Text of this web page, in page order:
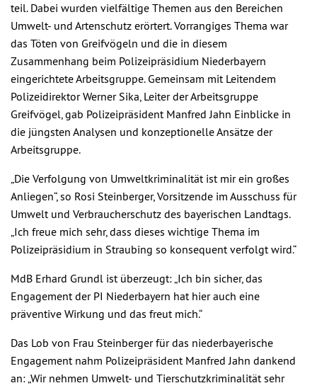
teil. Dabei wurden vielfältige Themen aus den Bereichen
Umwelt- und Artenschutz erörtert. Vorrangiges Thema war
das Töten von Greifvögeln und die in diesem
Zusammenhang beim Polizeipräsidium Niederbayern
eingerichtete Arbeitsgruppe. Gemeinsam mit Leitendem
Polizeidirektor Werner Sika, Leiter der Arbeitsgruppe
Greifvögel, gab Polizeipräsident Manfred Jahn Einblicke in
die jüngsten Analysen und konzeptionelle Ansätze der
Arbeitsgruppe.
„Die Verfolgung von Umweltkriminalität ist mir ein großes
Anliegen“, so Rosi Steinberger, Vorsitzende im Ausschuss für
Umwelt und Verbraucherschutz des bayerischen Landtags.
„Ich freue mich sehr, dass dieses wichtige Thema im
Polizeipräsidium in Straubing so konsequent verfolgt wird.“
MdB Erhard Grundl ist überzeugt:„Ich bin sicher, das
Engagement der PI Niederbayern hat hier auch eine
präventive Wirkung und das freut mich.“
Das Lob von Frau Steinberger für das niederbayerische
Engagement nahm Polizeipräsident Manfred Jahn dankend
an: „Wir nehmen Umwelt- und Tierschutzkriminalität sehr